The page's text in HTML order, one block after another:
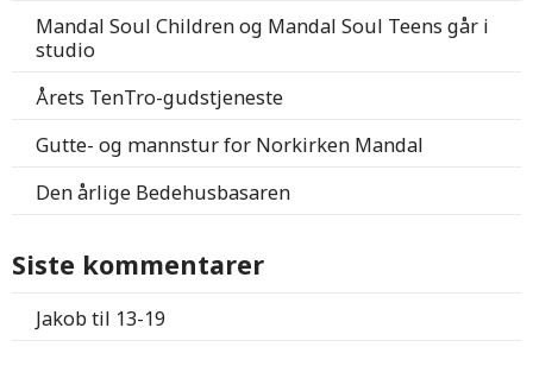
Mandal Soul Children og Mandal Soul Teens går i
studio
Årets TenTro-gudstjeneste
Gutte- og mannstur for Norkirken Mandal
Den årlige Bedehusbasaren
Siste kommentarer
Jakobtil 13-19